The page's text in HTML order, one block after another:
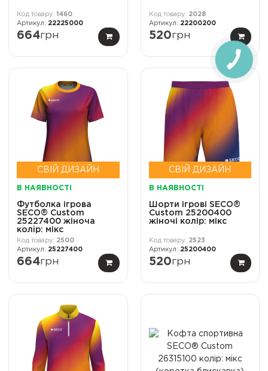
1460
22225000
664грн
2028
22200200
520грн
СВІЙ ДИЗАЙН
В НАЯВНОСТІ
Футболка ігрова
SECO® Custom
25227400 жіноча
колiр: мікс
2500
25227400
664грн
СВІЙ ДИЗАЙН
В НАЯВНОСТІ
Шорти ігрові SECO®
Custom 25200400
жіночі колір: мікс
2523
25200400
520грн